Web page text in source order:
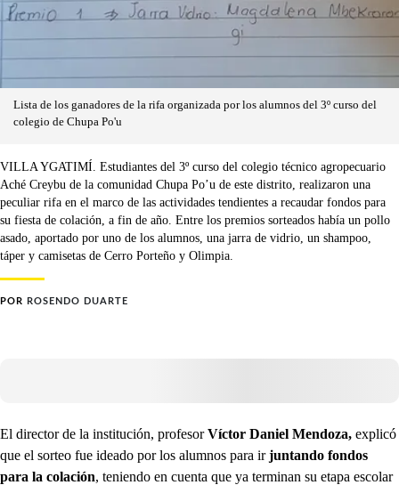
Lista de los ganadores de la rifa organizada por los alumnos del 3º curso del
colegio de Chupa Po'u
VILLA YGATIMÍ. Estudiantes del 3º curso del colegio técnico agropecuario
Aché Creybu de la comunidad Chupa Po’u de este distrito, realizaron una
peculiar rifa en el marco de las actividades tendientes a recaudar fondos para
su fiesta de colación, a fin de año. Entre los premios sorteados había un pollo
asado, aportado por uno de los alumnos, una jarra de vidrio, un shampoo,
táper y camisetas de Cerro Porteño y Olimpia.
POR ROSENDO DUARTE
El director de la institución, profesorVíctor Daniel Mendoza, explicó
que el sorteo fue ideado por los alumnos para irjuntando fondos
para la colación, teniendo en cuenta que ya terminan su etapa escolar